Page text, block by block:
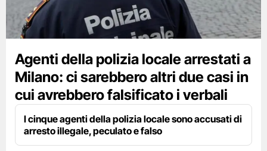
Agenti della polizia locale arrestati a
Milano: ci sarebbero altri due casi in
cui avrebbero falsificato i verbali
I cinque agenti della polizia locale sono accusati di
arresto illegale, peculato e falso